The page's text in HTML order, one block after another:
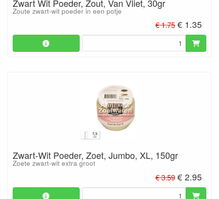
Zwart Wit Poeder, Zout, Van Vliet, 30gr
Zoute zwart-wit poeder in een potje
€ 1.75 € 1.35
Zwart-Wit Poeder, Zoet, Jumbo, XL, 150gr
Zoete zwart-wit extra groot
€ 3.59 € 2.95